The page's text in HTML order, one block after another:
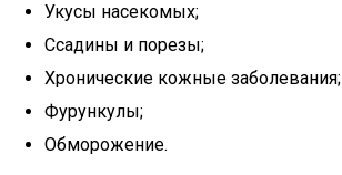
Укусы насекомых;
Ссадины и порезы;
Хронические кожные заболевания;
Фурункулы;
Обморожение.